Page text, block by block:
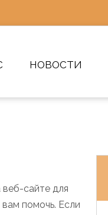
НОВОСТИ
сайте для
помочь. Если